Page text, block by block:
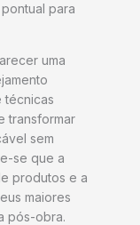
para
uma
técnicas
transformar
sem
se que a
produtos e a
maiores
pós-obra.